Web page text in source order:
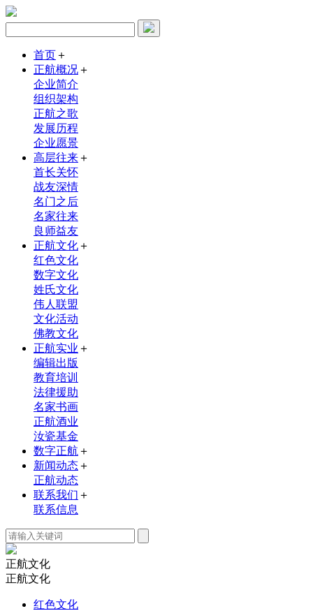
首页＋
正航概况＋
企业简介
组织架构
正航之歌
发展历程
企业愿景
高层往来＋
首长关怀
战友深情
名门之后
名家往来
良师益友
正航文化＋
红色文化
数字文化
姓氏文化
伟人联盟
文化活动
佛教文化
正航实业 ＋
编辑出版
教育培训
法律援助
名家书画
正航酒业
汝瓷基金
数字正航 ＋
新闻动态＋
正航动态
联系我们 ＋
联系信息
正航文化
正航文化
红色文化